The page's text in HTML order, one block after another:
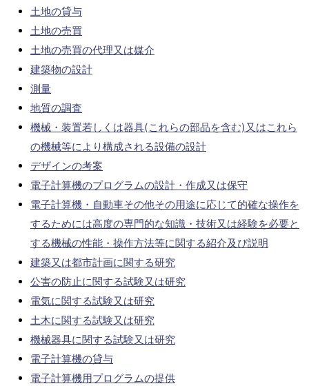
土地の貸与
土地の売買
土地の売買の代理又は媒介
建築物の設計
測量
地質の調査
機械・装置若しくは器具(これらの部品を含む)又はこれら
の機械等により構成される設備の設計
デザインの考案
電子計算機のプログラムの設計・作成又は保守
電子計算機・自動車その他その用途に応じて的確な操作を
するためには高度の専門的な知識・技術又は経験を必要と
する機械の性能・操作方法等に関する紹介及び説明
建築又は都市計画に関する研究
公害の防止に関する試験又は研究
電気に関する試験又は研究
土木に関する試験又は研究
機械器具に関する試験又は研究
電子計算機の貸与
電子計算機用プログラムの提供